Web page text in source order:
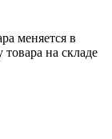
меняется в
товара на складе